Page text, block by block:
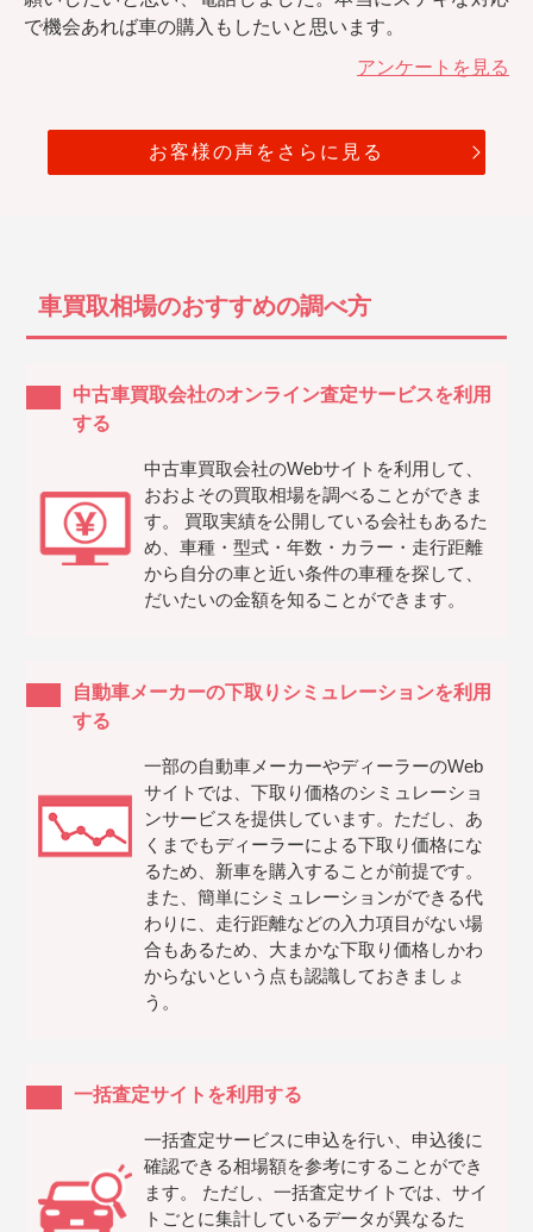
で機会あれば車の購入もしたいと思います。
アンケートを見る
お客様の声をさらに見る
車買取相場のおすすめの調べ方
中古車買取会社のオンライン査定サービスを利用
する
中古車買取会社のWebサイトを利用して、
おおよその買取相場を調べることができま
す。 買取実績を公開している会社もあるた
め、車種・型式・年数・カラー・走行距離
から自分の車と近い条件の車種を探して、
だいたいの金額を知ることができます。
自動車メーカーの下取りシミュレーションを利用
する
一部の自動車メーカーやディーラーのWeb
サイトでは、下取り価格のシミュレーショ
ンサービスを提供しています。ただし、あ
くまでもディーラーによる下取り価格にな
るため、新車を購入することが前提です。
また、簡単にシミュレーションができる代
わりに、走行距離などの入力項目がない場
合もあるため、大まかな下取り価格しかわ
からないという点も認識しておきましょ
う。
一括査定サイトを利用する
一括査定サービスに申込を行い、申込後に
確認できる相場額を参考にすることができ
ます。 ただし、一括査定サイトでは、サイ
トごとに集計しているデータが異なるた